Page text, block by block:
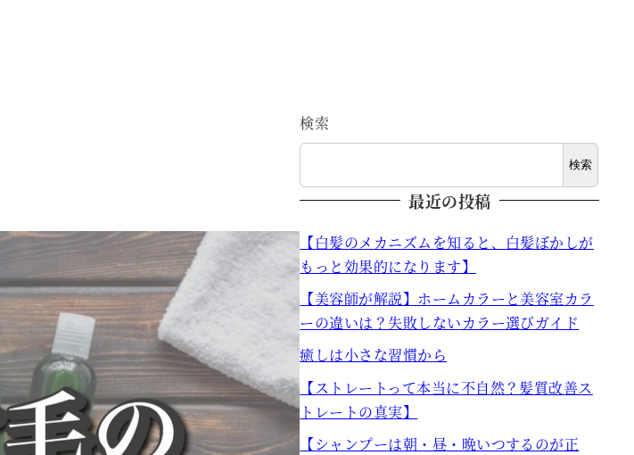
検索
検索
最近の投稿
【白髪のメカニズムを知ると、白髪ぼかしが
もっと効果的になります】
【美容師が解説】ホームカラーと美容室カラ
ーの違いは？失敗しないカラー選びガイド
癒しは小さな習慣から
【ストレートって本当に不自然？髪質改善ス
トレートの真実】
【シャンプーは朝・昼・晩いつするのが正